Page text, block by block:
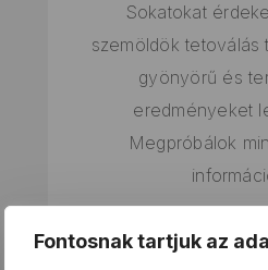
Sokatokat
szemöldök tetoválás
gyönyörű és
eredményeket
Megpróbálok
Fontosnak tartjuk az